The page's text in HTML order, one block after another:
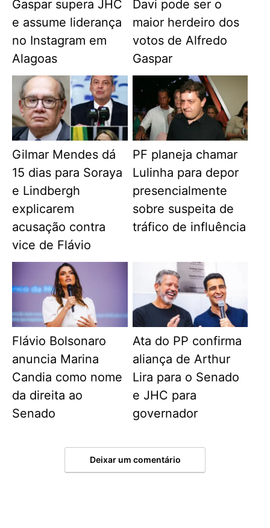
Gaspar supera JHC
e assume liderança
no Instagram em
Alagoas
Davi pode ser o
maior herdeiro dos
votos de Alfredo
Gaspar
Gilmar Mendes dá
15 dias para Soraya
e Lindbergh
explicarem
acusação contra
vice de Flávio
PF planeja chamar
Lulinha para depor
presencialmente
sobre suspeita de
tráfico de influência
Flávio Bolsonaro
anuncia Marina
Candia como nome
da direita ao
Senado
Ata do PP confirma
aliança de Arthur
Lira para o Senado
e JHC para
governador
Deixar um comentário